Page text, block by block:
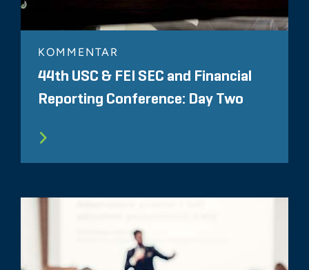
KOMMENTAR
44th USC & FEI SEC and Financial
Reporting Conference: Day Two